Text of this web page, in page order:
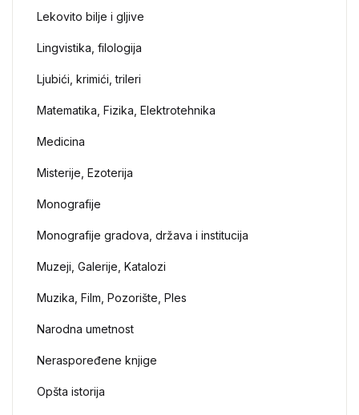
Lekovito bilje i gljive
Lingvistika, filologija
Ljubići, krimići, trileri
Matematika, Fizika, Elektrotehnika
Medicina
Misterije, Ezoterija
Monografije
Monografije gradova, država i institucija
Muzeji, Galerije, Katalozi
Muzika, Film, Pozorište, Ples
Narodna umetnost
Neraspoređene knjige
Opšta istorija